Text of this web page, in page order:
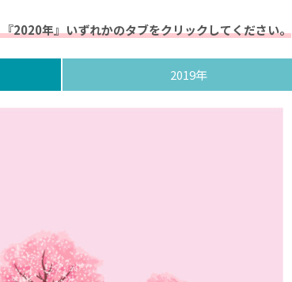
2020年』いずれかのタブをクリックしてください。
2019年